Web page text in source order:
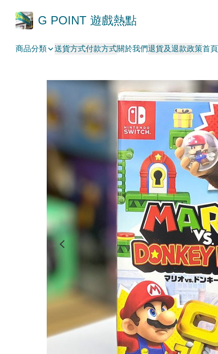
G POINT 遊戲熱點
商品分類 送貨方式付款方式關於我們退貨及退款政策首頁